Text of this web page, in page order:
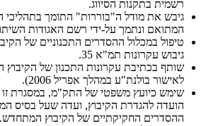
רשמית בתקנות הסיווג.
גיבש את מודל ה"בוררות" התומך בתהליכי
המתואם ונתמך על-ידי רשם האגודות
טיפול במכלול ההסדרים התכנוניים של
גיבוש עקרונות תמ"א 35.
שותף בכתיבת עקרונות התכנון של הקיבוץ
לאישור בולנת"ע במהלך אפריל 2006).
שימש כיועץ משפטי של התק"מ, במסגרת זו :
הועדה להגדרת הקיבוץ, ועדה שעל בסיס
ההסדרים החקיקתיים של הקיבוץ המתחדש.